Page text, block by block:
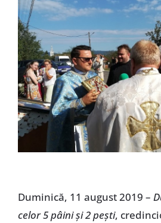
Duminică, 11 august 2019 –
celor 5 pâini și 2 pești,